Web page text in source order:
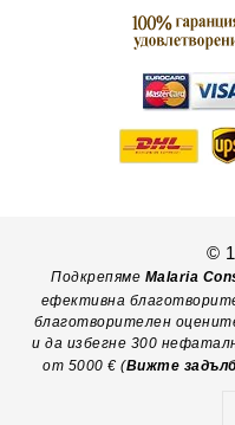
©
Подкрепяме Malaria
ефективна
благотворителен
и да избегне 300
от 5000 € (Вижте